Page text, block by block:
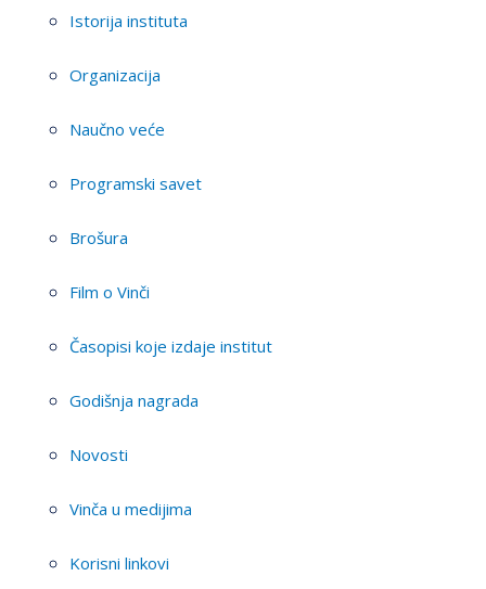
Istorija instituta
Organizacija
Naučno veće
Programski savet
Brošura
Film o Vinči
Časopisi koje izdaje institut
Godišnja nagrada
Novosti
Vinča u medijima
Korisni linkovi